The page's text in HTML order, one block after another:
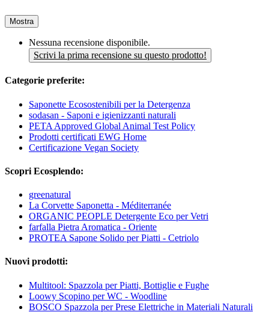
Mostra
Nessuna recensione disponibile.
Scrivi la prima recensione su questo prodotto!
Categorie preferite:
Saponette Ecosostenibili per la Detergenza
sodasan - Saponi e igienizzanti naturali
PETA Approved Global Animal Test Policy
Prodotti certificati EWG Home
Certificazione Vegan Society
Scopri Ecosplendo:
greenatural
La Corvette Saponetta - Méditerranée
ORGANIC PEOPLE Detergente Eco per Vetri
farfalla Pietra Aromatica - Oriente
PROTEA Sapone Solido per Piatti - Cetriolo
Nuovi prodotti:
Multitool: Spazzola per Piatti, Bottiglie e Fughe
Loowy Scopino per WC - Woodline
BOSCO Spazzola per Prese Elettriche in Materiali Naturali